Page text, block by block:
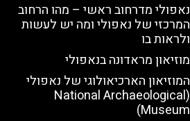
נאפולי מדרחוב ראשי – מהו הרחוב
המרכזי של נאפולי ומה יש לעשות
ולראות בו
מוזיאון מראדונה בנאפולי
המוזיאון הארכיאולוגי של נאפולי
(National Archaeological
Museum)